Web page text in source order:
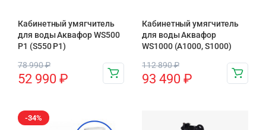
Кабинетный умягчитель
для воды Аквафор WS500
P1 (S550 P1)
78 990₽
52 990 ₽
Кабинетный умягчитель
для воды Аквафор
WS1000 (А1000, S1000)
112 890₽
93 490 ₽
-34%